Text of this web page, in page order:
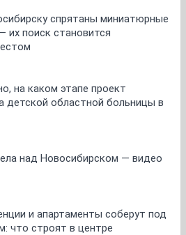
спрятаны миниатюрные
их поиск становится
на каком этапе проект
детской областной больницы в
над Новосибирском — видео
и апартаменты соберут под
что строят в центре